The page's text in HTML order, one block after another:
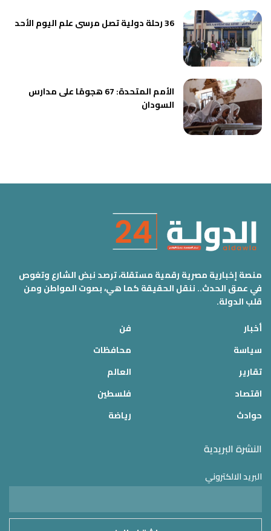
36 رحلة دولية تصل مرسى علم اليوم الأحد
الأمم المتحدة: 67 هجومًا على مدارس
السودان
منصة إخبارية مصرية رقمية مستقلة، ترصد نبض الشارع وتغوص
في عمق الحدث.. ننقل الحقيقة كما هي، بصوت المواطن ومن
قلب الدولة.
أخبار
سياسة
تقارير
اقتصاد
حوادث
فن
محافظات
العالم
فلسطين
رياضة
النشرة البريدية
البريد الالكتروني